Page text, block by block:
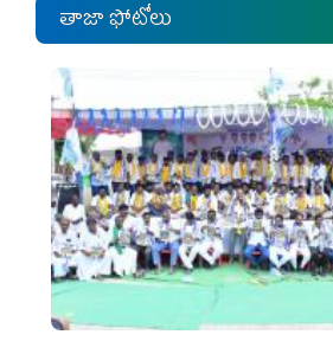
తాజా ఫోటోలు